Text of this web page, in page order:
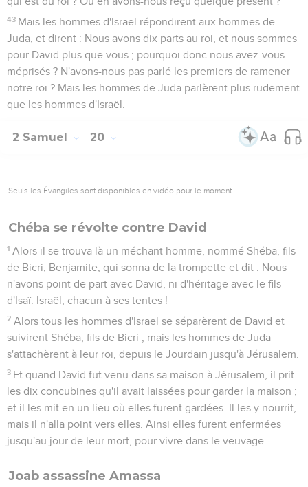
43 Mais les hommes d'Israël répondirent aux hommes de
Juda, et dirent : Nous avons dix parts au roi, et nous sommes
pour David plus que vous ; pourquoi donc nous avez-vous
méprisés ? N'avons-nous pas parlé les premiers de ramener
notre roi ? Mais les hommes de Juda parlèrent plus rudement
que les hommes d'Israël.
2 Samuel 20
Seuls les Évangiles sont disponibles en vidéo pour le moment.
Chéba se révolte contre David
1 Alors il se trouva là un méchant homme, nommé Shéba, fils
de Bicri, Benjamite, qui sonna de la trompette et dit : Nous
n'avons point de part avec David, ni d'héritage avec le fils
d'Isaï. Israël, chacun à ses tentes !
2 Alors tous les hommes d'Israël se séparèrent de David et
suivirent Shéba, fils de Bicri ; mais les hommes de Juda
s'attachèrent à leur roi, depuis le Jourdain jusqu'à Jérusalem.
3 Et quand David fut venu dans sa maison à Jérusalem, il prit
les dix concubines qu'il avait laissées pour garder la maison ;
et il les mit en un lieu où elles furent gardées. Il les y nourrit,
mais il n'alla point vers elles. Ainsi elles furent enfermées
jusqu'au jour de leur mort, pour vivre dans le veuvage.
Joab assassine Amassa